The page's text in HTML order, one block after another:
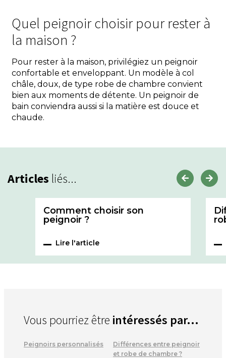
Quel peignoir choisir pour rester à
la maison ?
Pour rester à la maison, privilégiez un peignoir
confortable et enveloppant. Un modèle à col
châle, doux, de type robe de chambre convient
bien aux moments de détente. Un peignoir de
bain conviendra aussi si la matière est douce et
chaude.
Articles liés...
Comment choisir son
peignoir ?
Lire l'article
Vous pourriez être intéressés par...
Peignoirs personnalisés
Différences entre peignoir
et robe de chambre ?